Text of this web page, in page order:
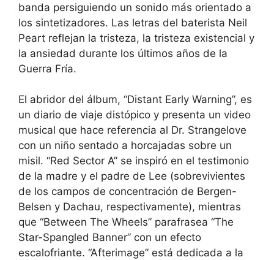
banda persiguiendo un sonido más orientado a
los sintetizadores. Las letras del baterista Neil
Peart reflejan la tristeza, la tristeza existencial y
la ansiedad durante los últimos años de la
Guerra Fría.
El abridor del álbum, “Distant Early Warning”, es
un diario de viaje distópico y presenta un video
musical que hace referencia al Dr. Strangelove
con un niño sentado a horcajadas sobre un
misil. “Red Sector A” se inspiró en el testimonio
de la madre y el padre de Lee (sobrevivientes
de los campos de concentración de Bergen-
Belsen y Dachau, respectivamente), mientras
que “Between The Wheels” parafrasea “The
Star-Spangled Banner” con un efecto
escalofriante. “Afterimage” está dedicada a la